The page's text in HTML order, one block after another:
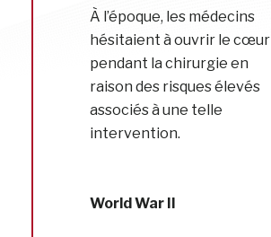
À l’époque, les médecins
hésitaient à ouvrir le cœur
pendant la chirurgie en
raison des risques élevés
associés à une telle
intervention.
World War II